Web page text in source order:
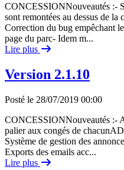
CONCESSIONNouveautés :-
sont remontées au dessus de
Correction du bug empêchant
page du parc- Idem m...
Lire plus
Version 2.1.10
Posté le 28/07/2019 00:00
CONCESSIONNouveautés :-
palier aux congés de
Système de gestion des
Exports des emails acc...
Lire plus